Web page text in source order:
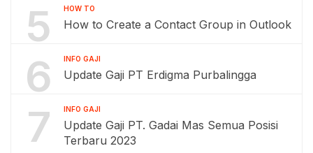
5 HOW TO
How to Create a Contact Group in Outlook
6 INFO GAJI
Update Gaji PT Erdigma Purbalingga
7 INFO GAJI
Update Gaji PT. Gadai Mas Semua Posisi
Terbaru 2023